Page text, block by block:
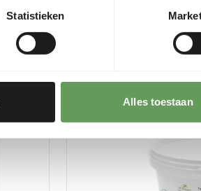
Statistieken
Alles toestaan
UIT VOORRAAD LEVERBAAR